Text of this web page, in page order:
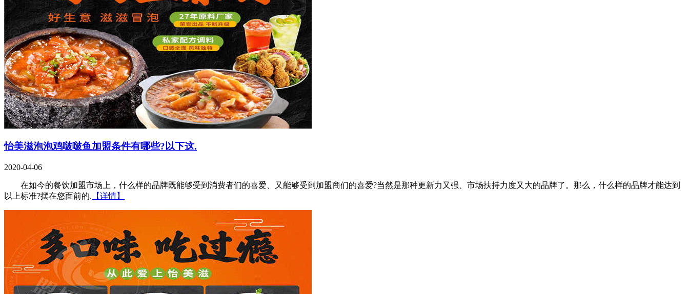
怡美滋泡泡鸡啵啵鱼加盟条件有哪些?以下这.
2020-04-06
在如今的餐饮加盟市场上，什么样的品牌既能够受到消费者们的喜爱、又能够受到加盟商们的喜爱?当然是那种更新力又强、市场扶持力度又大的品牌了。那么，什么样的品牌才能达到
以上标准?摆在您面前的. 【详情】